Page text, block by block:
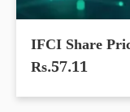
IFCI Share
Rs.57.11